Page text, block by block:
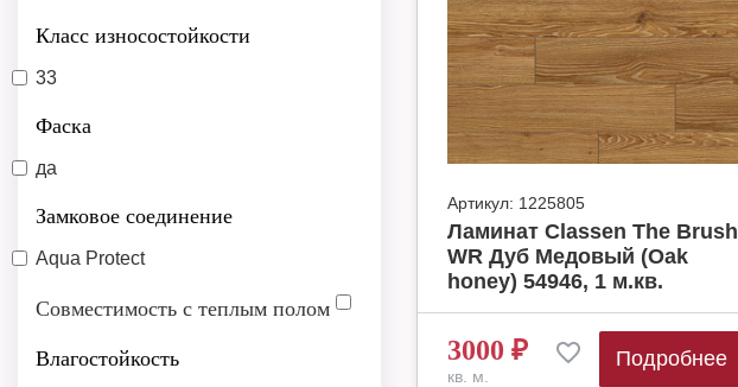
Класс износостойкости
33
Фаска
да
Замковое соединение
Aqua Protect
Совместимость с теплым полом
Влагостойкость
Артикул: 1225805
Ламинат Classen The Brush
WR Дуб Медовый (Oak
honey) 54946, 1 м.кв.
3000 ₽
кв. м.
Подробнее